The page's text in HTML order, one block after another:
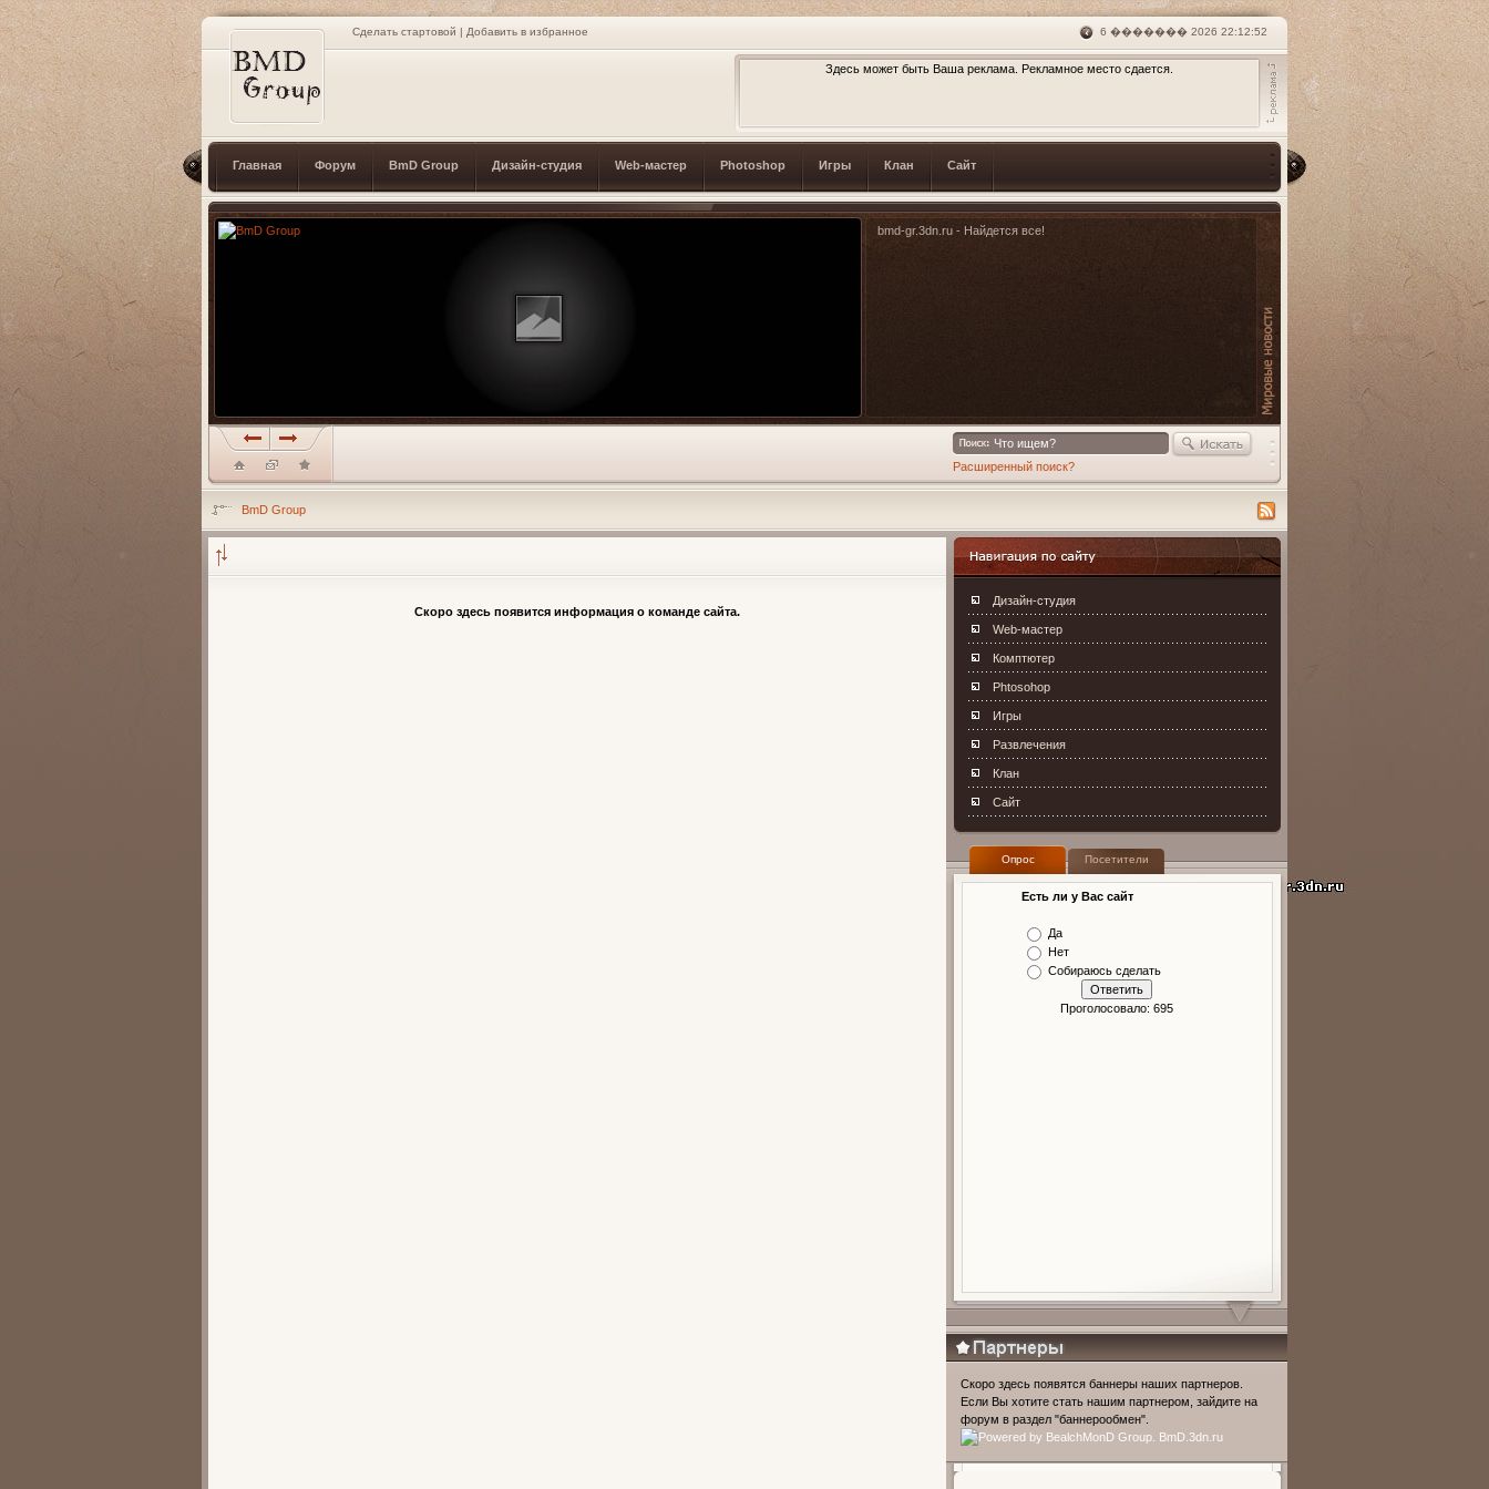
6 ������� 2026 22:12:52
Сделать стартовой | Добавить в избранное
Здесь может быть Ваша реклама. Рекламное место сдается.
Главная Форум BmD Group Дизайн-студия Web-мастер Photoshop Игры Клан Сайт
bmd-gr.3dn.ru - Найдется все!
Расширенный поиск?
BmD Grоup
Навигация по сайту
Дизайн-студия
Web-мастер
Комптютер
Phtosohop
Игры
Развлечения
Клан
Сайт
Опрос Посетители
Есть ли у Вас сайт
Да
Нет
Собираюсь сделать
Проголосовало: 695
Популярное
Скоро здесь появятся баннеры наших партнеров.
Если Вы хотите стать нашим партнером, зайдите на
форум в раздел "баннерообмен".
Скоро здесь появится информация о команде сайта.